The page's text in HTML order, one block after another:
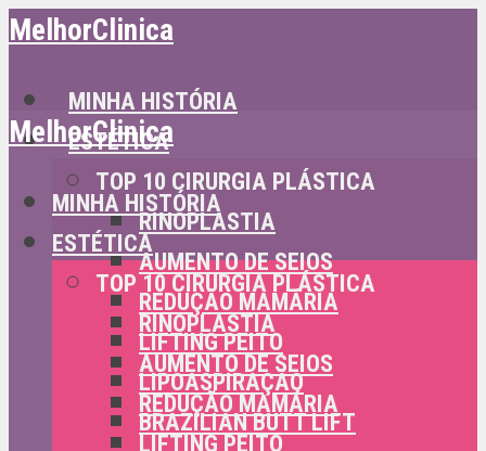
MelhorClinica
MINHA HISTÓRIA
ESTÉTICA
TOP 10 CIRURGIA PLÁSTICA
RINOPLASTIA
AUMENTO DE SEIOS
REDUÇÃO MAMÁRIA
LIFTING PEITO
LIPOASPIRAÇÃO
BRAZILIAN BUTT LIFT
MelhorClinica
MINHA HISTÓRIA
ESTÉTICA
TOP 10 CIRURGIA PLÁSTICA
RINOPLASTIA
AUMENTO DE SEIOS
REDUÇÃO MAMÁRIA
LIFTING PEITO